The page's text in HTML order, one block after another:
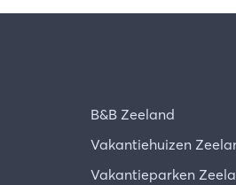
B&B Zeeland
Vakantiehuizen
Vakantieparken